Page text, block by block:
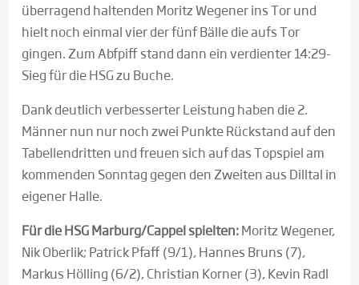
überragend haltenden Moritz Wegener ins Tor und
hielt noch einmal vier der fünf Bälle die aufs Tor
gingen. Zum Abfpiff stand dann ein verdienter 14:29-
Sieg für die HSG zu Buche.
Dank deutlich verbesserter Leistung haben die 2.
Männer nun nur noch zwei Punkte Rückstand auf den
Tabellendritten und freuen sich auf das Topspiel am
kommenden Sonntag gegen den Zweiten aus Dilltal in
eigener Halle.
Für die HSG Marburg/Cappel spielten:Moritz Wegener,
Nik Oberlik; Patrick Pfaff (9/1), Hannes Bruns (7),
Markus Hölling (6/2), Christian Korner (3), Kevin Radl